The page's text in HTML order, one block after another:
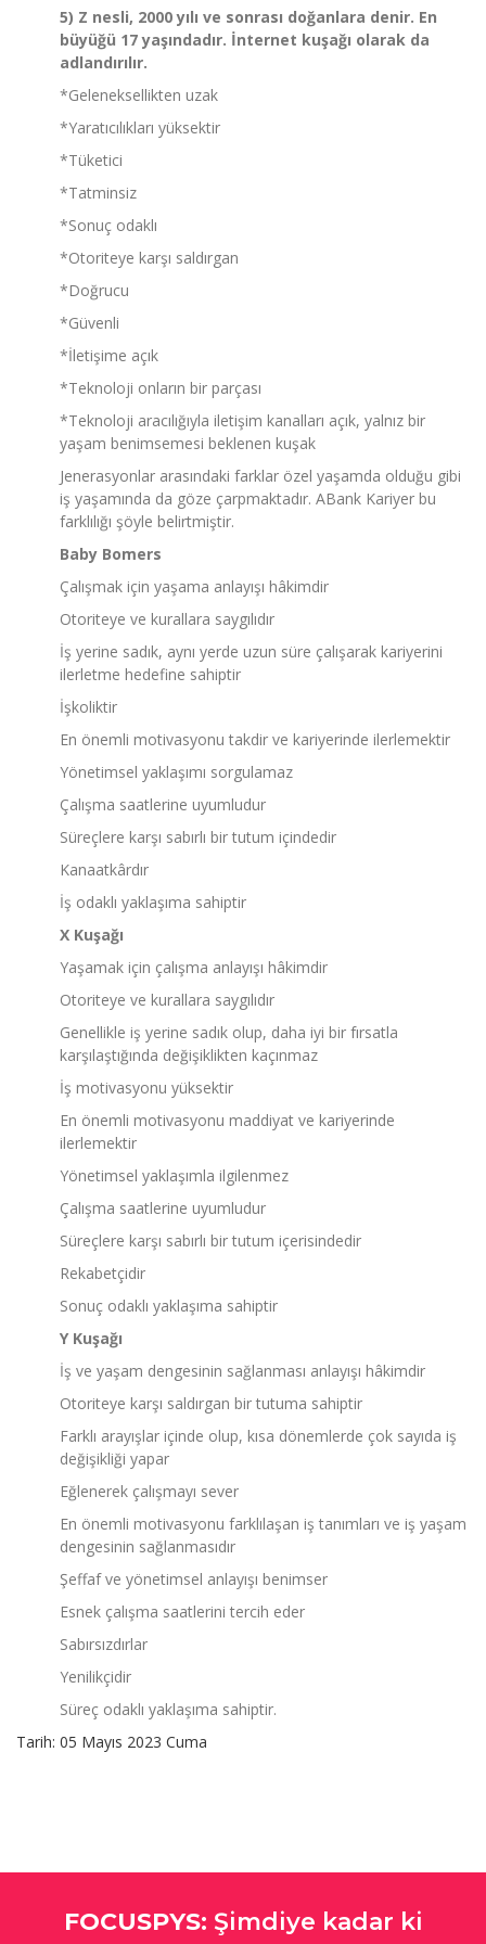
5) Z nesli, 2000 yılı ve sonrası doğanlara denir. En
büyüğü 17 yaşındadır. İnternet kuşağı olarak da
adlandırılır.
*Geleneksellikten uzak
*Yaratıcılıkları yüksektir
*Tüketici
*Tatminsiz
*Sonuç odaklı
*Otoriteye karşı saldırgan
*Doğrucu
*Güvenli
*İletişime açık
*Teknoloji onların bir parçası
*Teknoloji aracılığıyla iletişim kanalları açık, yalnız bir
yaşam benimsemesi beklenen kuşak
Jenerasyonlar arasındaki farklar özel yaşamda olduğu gibi
iş yaşamında da göze çarpmaktadır. ABank Kariyer bu
farklılığı şöyle belirtmiştir.
Baby Bomers
Çalışmak için yaşama anlayışı hâkimdir
Otoriteye ve kurallara saygılıdır
İş yerine sadık, aynı yerde uzun süre çalışarak kariyerini
ilerletme hedefine sahiptir
İşkoliktir
En önemli motivasyonu takdir ve kariyerinde ilerlemektir
Yönetimsel yaklaşımı sorgulamaz
Çalışma saatlerine uyumludur
Süreçlere karşı sabırlı bir tutum içindedir
Kanaatkârdır
İş odaklı yaklaşıma sahiptir
X Kuşağı
Yaşamak için çalışma anlayışı hâkimdir
Otoriteye ve kurallara saygılıdır
Genellikle iş yerine sadık olup, daha iyi bir fırsatla
karşılaştığında değişiklikten kaçınmaz
İş motivasyonu yüksektir
En önemli motivasyonu maddiyat ve kariyerinde
ilerlemektir
Yönetimsel yaklaşımla ilgilenmez
Çalışma saatlerine uyumludur
Süreçlere karşı sabırlı bir tutum içerisindedir
Rekabetçidir
Sonuç odaklı yaklaşıma sahiptir
Y Kuşağı
İş ve yaşam dengesinin sağlanması anlayışı hâkimdir
Otoriteye karşı saldırgan bir tutuma sahiptir
Farklı arayışlar içinde olup, kısa dönemlerde çok sayıda iş
değişikliği yapar
Eğlenerek çalışmayı sever
En önemli motivasyonu farklılaşan iş tanımları ve iş yaşam
dengesinin sağlanmasıdır
Şeffaf ve yönetimsel anlayışı benimser
Esnek çalışma saatlerini tercih eder
Sabırsızdırlar
Yenilikçidir
Süreç odaklı yaklaşıma sahiptir.
Tarih: 05 Mayıs 2023 Cuma
FOCUSPYS: Şimdiye kadar ki